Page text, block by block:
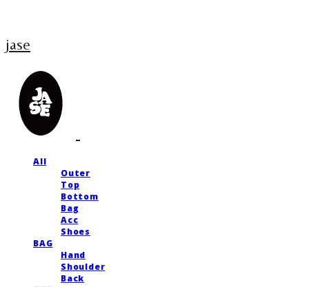
jase
All
Outer
Top
Bottom
Bag
Acc
Shoes
BAG
Hand
Shoulder
Back